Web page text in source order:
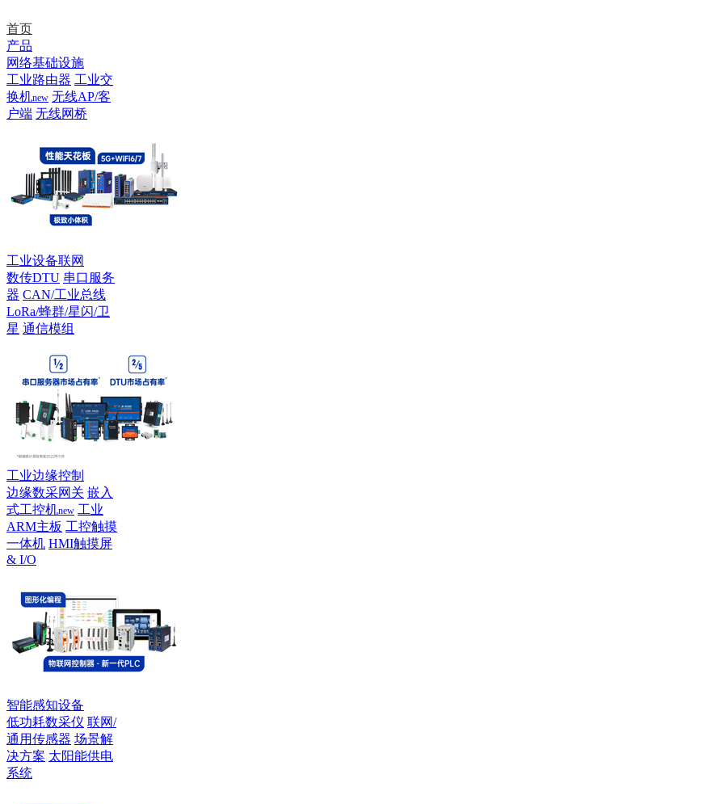
首页
产品
网络基础设施
工业路由器 工业交
换机new 无线AP/客
户端 无线网桥
工业设备联网
数传DTU 串口服务
器 CAN/工业总线
LoRa/蜂群/星闪/卫
星 通信模组
工业边缘控制
边缘数采网关 嵌入
式工控机new 工业
ARM主板 工控触摸
一体机 HMI触摸屏
& I/O
智能感知设备
低功耗数采仪 联网/
通用传感器 场景解
决方案 太阳能供电
系统